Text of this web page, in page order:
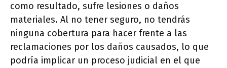
como resultado, sufre lesiones o daños
materiales. Al no tener seguro, no tendrás
ninguna cobertura para hacer frente a las
reclamaciones por los daños causados, lo que
podría implicar un proceso judicial en el que